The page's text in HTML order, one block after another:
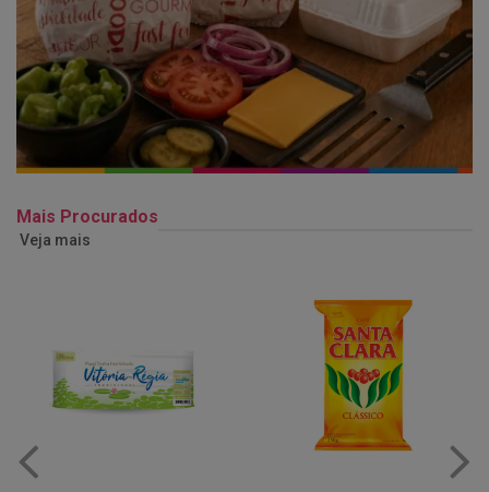
Mais Procurados
Veja mais